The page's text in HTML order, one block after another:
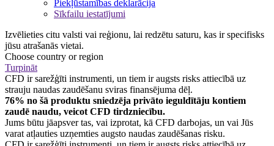
Piekļūstamības deklarācija
Sīkfailu iestatījumi
Izvēlieties citu valsti vai reģionu, lai redzētu saturu, kas ir specifisks
jūsu atrašanās vietai.
Choose country or region
Turpināt
CFD ir sarežģīti instrumenti, un tiem ir augsts risks attiecībā uz
strauju naudas zaudēšanu sviras finansējuma dēļ.
76% no šā produktu sniedzēja privāto ieguldītāju kontiem
zaudē naudu, veicot CFD tirdzniecību.
Jums būtu jāapsver tas, vai izprotat, kā CFD darbojas, un vai Jūs
varat atļauties uzņemties augsto naudas zaudēšanas risku.